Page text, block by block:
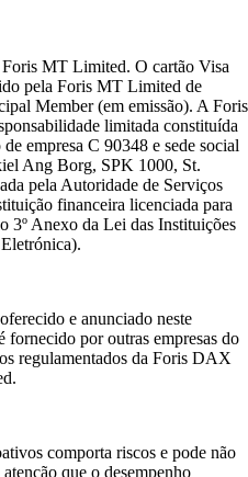
MT Limited. O cartão Visa
pela Foris MT Limited de
Member (em emissão). A Foris
limitada constituída
empresa C 90348 e sede social
Ang Borg, SPK 1000, St.
pela Autoridade de Serviços
financeira licenciada para
3º Anexo da Lei das Instituições
e anunciado neste
fornecido por outras empresas do
regulamentados da Foris DAX
comporta riscos e pode não
que o desempenho